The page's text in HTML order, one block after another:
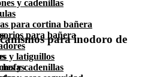
y cadenillas
para cortina bañera
para bañera
y latiguillos
y cadenillas
para inodoro de